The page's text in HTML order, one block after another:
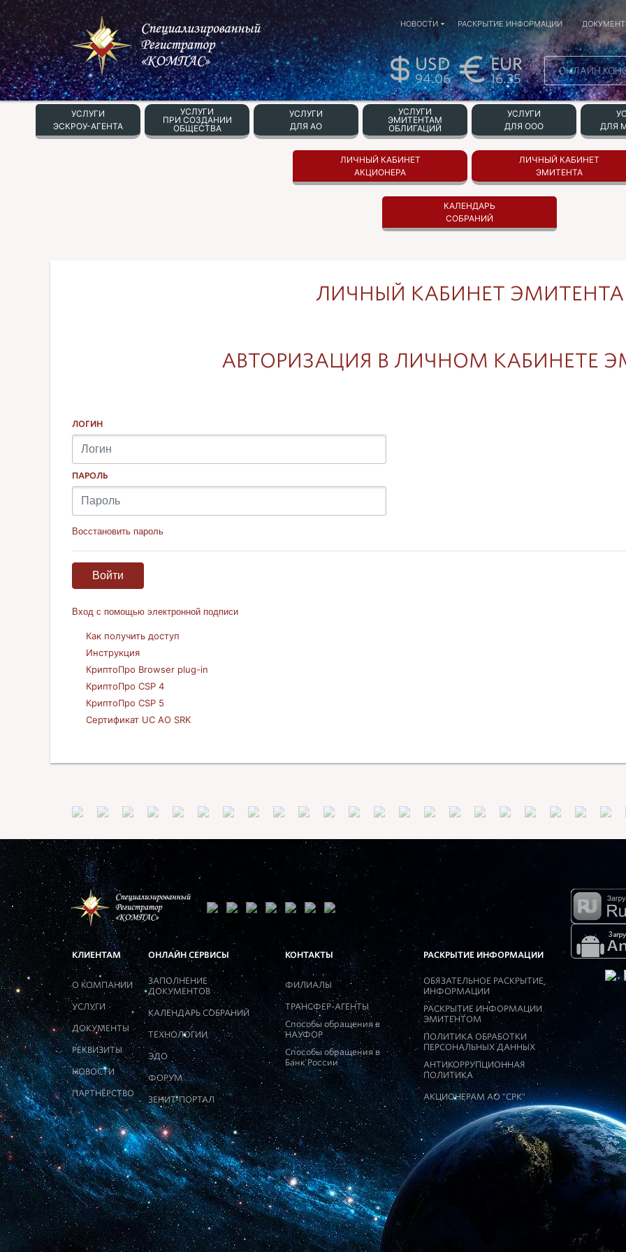
НОВОСТИ РАСКРЫТИЕ ИНФОРМАЦИИ
ОНЛАЙН
USD
94.06
EUR
16.35
УСЛУГИ
ЭСКРОУ-АГЕНТА
УСЛУГИ
ПРИ СОЗДАНИИ
ОБЩЕСТВА
УСЛУГИ
ДЛЯ АО
УСЛУГИ
ЭМИТЕНТАМ
ОБЛИГАЦИЙ
УСЛУГИ
ДЛЯ ООО
ДЛЯ
ЛИЧНЫЙ КАБИНЕТ
АКЦИОНЕРА
ЛИЧНЫЙ КАБИНЕТ
ЭМИТЕНТА
КАЛЕНДАРЬ
СОБРАНИЙ
ЛИЧНЫЙ КАБИНЕТ ЭМИТЕНТА
АВТОРИЗАЦИЯ В ЛИЧНОМ КАБИНЕТЕ
ЛОГИН
ПАРОЛЬ
Восстановить пароль
Войти
Вход с помощью электронной подписи
Как получить доступ
Инструкция
КриптоПро Browser plug-in
КриптоПро CSP 4
КриптоПро CSP 5
Сертификат UC AO SRK
КЛИЕНТАМ
О КОМПАНИИ
УСЛУГИ
ДОКУМЕНТЫ
РЕКВИЗИТЫ
НОВОСТИ
ПАРТНЁРСТВО
ОНЛАЙН СЕРВИСЫ
ЗАПОЛНЕНИЕ
ДОКУМЕНТОВ
КАЛЕНДАРЬ СОБРАНИЙ
ТЕХНОЛОГИИ
ЭДО
ФОРУМ
ЗЕНИТ-ПОРТАЛ
КОНТАКТЫ
ФИЛИАЛЫ
ТРАНСФЕР-АГЕНТЫ
Способы обращения в
НАУФОР
Способы обращения в
Банк России
РАСКРЫТИЕ ИНФОРМАЦИИ
ОБЯЗАТЕЛЬНОЕ РАСКРЫТИЕ
ИНФОРМАЦИИ
РАСКРЫТИЕ ИНФОРМАЦИИ
ЭМИТЕНТОМ
ПОЛИТИКА ОБРАБОТКИ
ПЕРСОНАЛЬНЫХ ДАННЫХ
АНТИКОРРУПЦИОННАЯ
ПОЛИТИКА
АКЦИОНЕРАМ АО "СРК"